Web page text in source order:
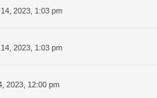
2023, 1:03 pm
2023, 1:03 pm
2023, 12:00 pm